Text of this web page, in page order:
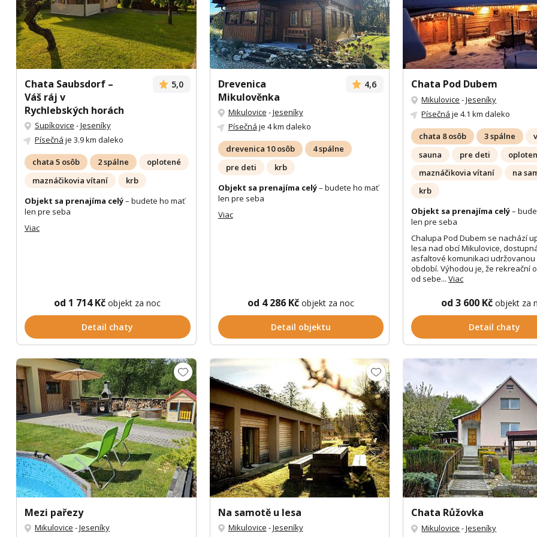
Chata Saubsdorf –
Váš ráj v
Rychlebských horách
5,0
Supíkovice -Jeseníky
Písečná je 3.9 km daleko
chata 5 osôb 2 spálne
oplotené
maznáčikovia vítaní
krb
Objekt sa prenajíma celý– budete ho mať
len pre seba
Viac
od 1 714 Kčobjekt za noc
Detail chaty
Drevenica
Mikulověnka
4,6
Mikulovice -Jeseníky
Písečná je 4 km daleko
drevenica 10 osôb
4 spálne
pre deti
krb
Objekt sa prenajíma celý– budete ho mať
len pre seba
Viac
od 4 286 Kč objekt za noc
Detail objektu
Chata Pod Dubem
Mikulovice -Jeseníky
Písečná je 4.1 km daleko
chata 8 osôb 3 spálne
sauna
pre deti
maznáčikovia vítaní
na
krb
Objekt sa prenajíma celý–
len pre seba
Chalupa Pod Dubem se nachází
lesa nad obcí Mikulovice,
asfaltové komunikaci udržovanou
období. Výhodou je, že rekreační
od sebe...Viac
od 3 600 Kč objekt za
Detail chaty
Mezi pařezy
Mikulovice -Jeseníky
Na samotě u lesa
Mikulovice -Jeseníky
Chata Růžovka
Mikulovice -Jeseníky